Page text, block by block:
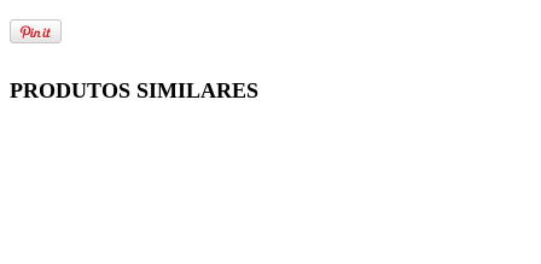
PRODUTOS SIMILARES